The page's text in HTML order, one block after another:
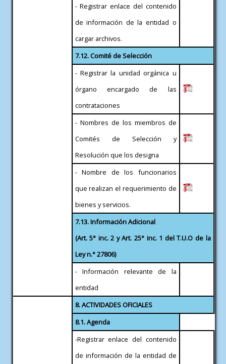
- Registrar enlace del contenido
de información de la entidad o
cargar archivos.
7.12. Comité de Selección
- Registrar la unidad orgánica u
órgano encargado de las
contrataciones
- Nombres de los miembros de
Comités de Selección y
Resolución que los designa
- Nombre de los funcionarios
que realizan el requerimiento de
bienes y servicios.
7.13. Información Adicional
(Art. 5° inc. 2 y Art. 25° inc. 1 del T.U.O de la
Ley n.° 27806)
- Información relevante de la
entidad
8. ACTIVIDADES OFICIALES
8.1. Agenda
-Registrar enlace del contenido
de información de la entidad de